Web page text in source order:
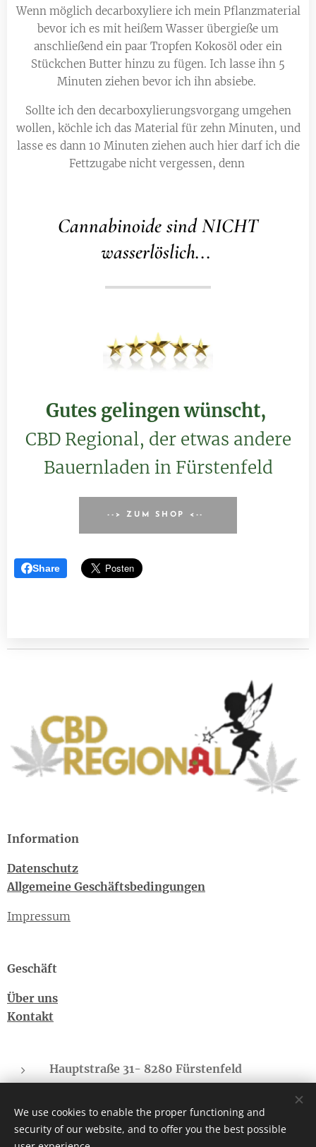
Wenn möglich decarboxyliere ich mein Pflanzmaterial
bevor ich es mit heißem Wasser übergieße um
anschließend ein paar Tropfen Kokosöl oder ein
Stückchen Butter hinzu zu fügen. Ich lasse ihn 5
Minuten ziehen bevor ich ihn absiebe.
Sollte ich den decarboxylierungsvorgang umgehen
wollen, köchle ich das Material für zehn Minuten, und
lasse es dann 10 Minuten ziehen auch hier darf ich die
Fettzugabe nicht vergessen, denn
Cannabinoide sind NICHT
wasserlöslich...
Gutes gelingen wünscht,
CBD Regional, der etwas andere
Bauernladen in Fürstenfeld
--> ZUM SHOP <--
Share
Information
Datenschutz
Allgemeine Geschäftsbedingungen
Impressum
Geschäft
Über uns
Kontakt
Hauptstraße 31- 8280 Fürstenfeld
cbd-regional.suedbgld@gmx.at
Telefon: +43(0)660-4073682
We use cookies to enable the proper functioning and
security of our website, and to offer you the best possible